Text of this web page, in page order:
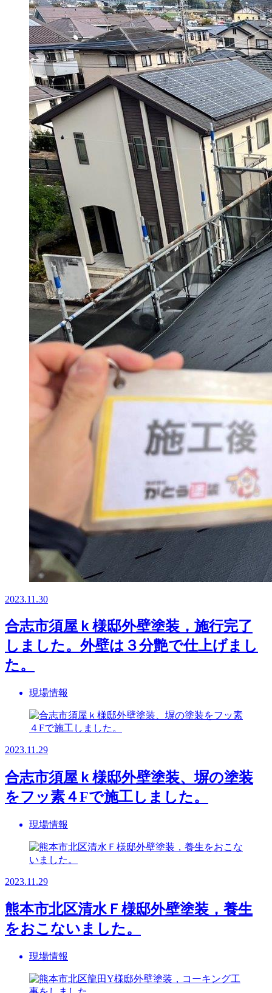
2023.11.30
合志市須屋ｋ様邸外壁塗装，施行完了
しました。外壁は３分艶で仕上げまし
た。
現場情報
2023.11.29
合志市須屋ｋ様邸外壁塗装、塀の塗装
をフッ素４Fで施工しました。
現場情報
2023.11.29
熊本市北区清水Ｆ様邸外壁塗装，養生
をおこないました。
現場情報